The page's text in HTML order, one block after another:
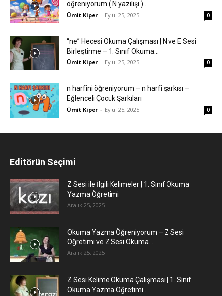
öğreniyorum ( N yazılışı )...
Ümit Kiper - Eylül 25, 2025 0
“ne” Hecesi Okuma Çalışması | N ve E Sesi
Birleştirme – 1. Sınıf Okuma...
Ümit Kiper - Eylül 25, 2025 0
n harfini öğreniyorum – n harfi şarkısı –
Eğlenceli Çocuk Şarkıları
Ümit Kiper - Eylül 25, 2025 0
Editörün Seçimi
Z Sesi ile İlgili Kelimeler | 1. Sınıf Okuma
Yazma Öğretimi
Aralık 25, 2025
Okuma Yazma Öğreniyorum – Z Sesi
Öğretimi ve Z Sesi Okuma...
Aralık 25, 2025
Z Sesi Kelime Okuma Çalışması | 1. Sınıf
Okuma Yazma Öğretimi...